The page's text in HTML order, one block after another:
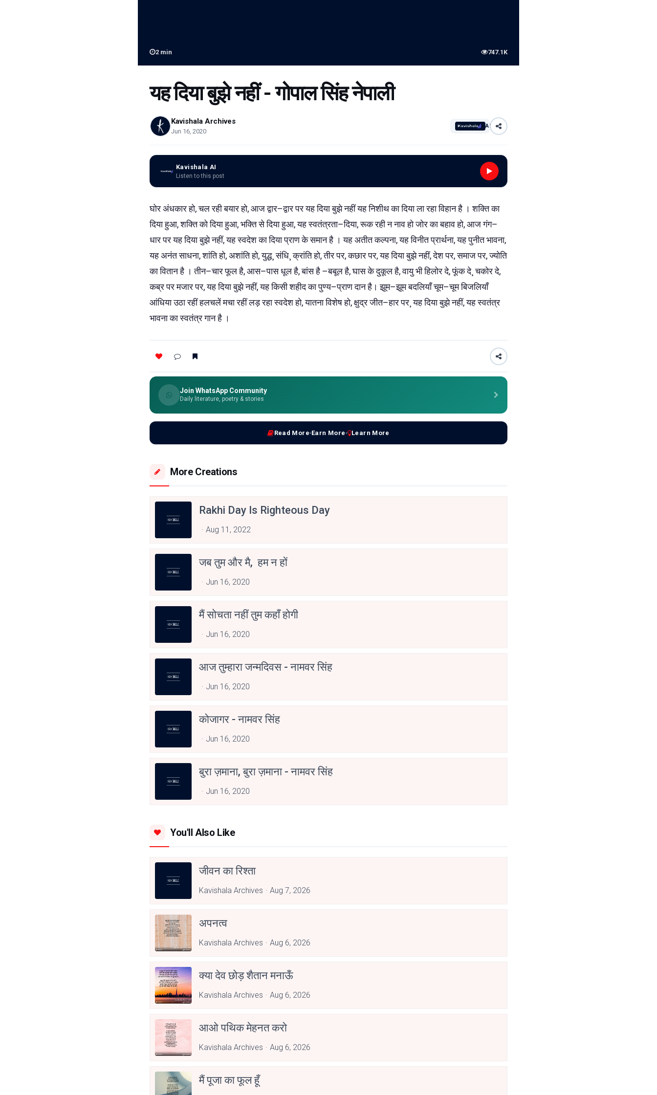
2 min 747.1K
यह दिया बुझे नहीं - गोपाल सिंह नेपाली
Kavishala Archives
Jun 16, 2020
AI
Kavishala AI
Listen to this post
घोर अंधकार हो, चल रही बयार हो, आज द्वार–द्वार पर यह दिया बुझे नहीं यह निशीथ का दिया ला रहा विहान है । शक्ति का
दिया हुआ, शक्ति को दिया हुआ, भक्ति से दिया हुआ, यह स्वतंत्रता–दिया, रूक रही न नाव हो जोर का बहाव हो, आज गंग–
धार पर यह दिया बुझे नहीं, यह स्वदेश का दिया प्राण के समान है । यह अतीत कल्पना, यह विनीत प्रार्थना, यह पुनीत भावना,
यह अनंत साधना, शांति हो, अशांति हो, युद्ध¸ संधि¸ क्रांति हो, तीर पर, कछार पर, यह दिया बुझे नहीं, देश पर, समाज पर, ज्योति
का वितान है । तीन–चार फूल है, आस–पास धूल है, बांस है –बबूल है, घास के दुकूल है, वायु भी हिलोर दे, फूंक दे¸ चकोर दे,
कब्र पर मजार पर, यह दिया बुझे नहीं, यह किसी शहीद का पुण्य–प्राण दान है। झूम–झूम बदलियाँ चूम–चूम बिजलियाँ
आंधिया उठा रहीं हलचलें मचा रहीं लड़ रहा स्वदेश हो, यातना विशेष हो, क्षुद्र जीत–हार पर¸ यह दिया बुझे नहीं, यह स्वतंत्र
भावना का स्वतंत्र गान है ।
Join WhatsApp Community
Daily literature, poetry & stories
Read More Earn More Learn More
More Creations
Rakhi Day Is Righteous Day
Aug 11, 2022
जब तुम और मै, हम न हों
Jun 16, 2020
मैं सोचता नहीं तुम कहाँ होगी
Jun 16, 2020
आज तुम्हारा जन्मदिवस - नामवर सिंह
Jun 16, 2020
कोजागर - नामवर सिंह
Jun 16, 2020
बुरा ज़माना, बुरा ज़माना - नामवर सिंह
Jun 16, 2020
You'll Also Like
जीवन का रिश्ता
Kavishala Archives Aug 7, 2026
अपनत्व
Kavishala Archives Aug 6, 2026
क्या देव छोड़ शैतान मनाऊँ
Kavishala Archives Aug 6, 2026
आओ पथिक मेहनत करो
Kavishala Archives Aug 6, 2026
मैं पूजा का फूल हूँ